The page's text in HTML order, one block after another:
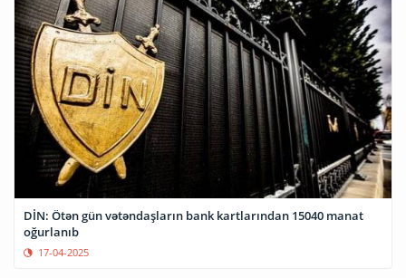
DİN: Ötən gün vətəndaşların bank kartlarından 15040 manat
oğurlanıb
17-04-2025